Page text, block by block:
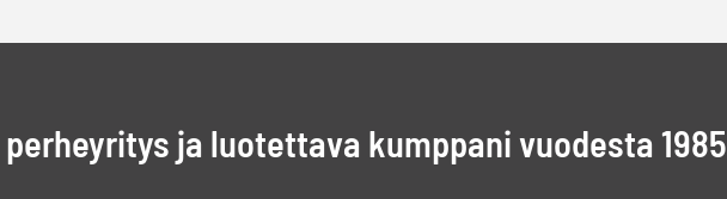
ja luotettava kumppani vuodesta 1985